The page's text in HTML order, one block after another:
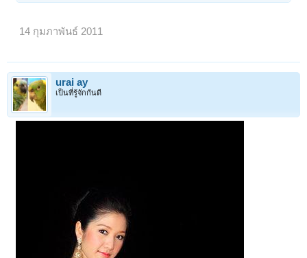
14 กุมภาพันธ์ 2011
urai ay
เป็นที่รู้จักกันดี